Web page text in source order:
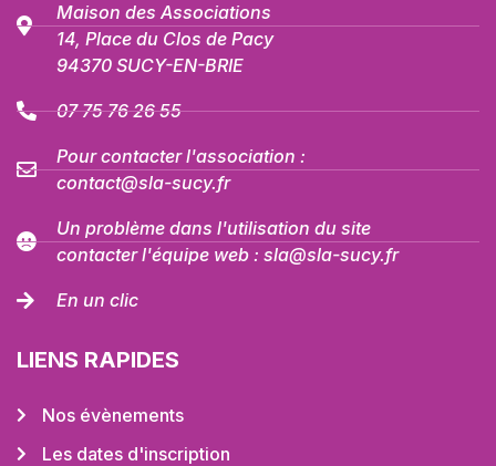
Maison des Associations
14, Place du Clos de Pacy
94370 SUCY-EN-BRIE
07 75 76 26 55
Pour contacter l'association :
contact@sla-sucy.fr
Un problème dans l'utilisation du site
contacter l'équipe web : sla@sla-sucy.fr
En un clic
LIENS RAPIDES
Nos évènements
Les dates d'inscription